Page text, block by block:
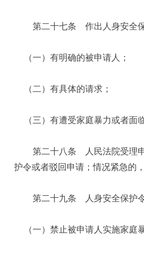
第二十七条 作出人身安全保
（一）有明确的被申请人；
（二）有具体的请求；
（三）有遭受家庭暴力或者面
第二十八条 人民法院受理申
护令或者驳回申请；情况紧急的
第二十九条 人身安全保护令
（一）禁止被申请人实施家庭